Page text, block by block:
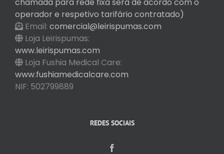
operador e respetivo tarifário contratado)
Email: comercial@leirispumas.com
Loja Leirispumas:
www.leirispumas.com
Loja Fushia Medical Care:
www.fushiamedicalcare.com
NIF: 502799889
REDES SOCIAIS